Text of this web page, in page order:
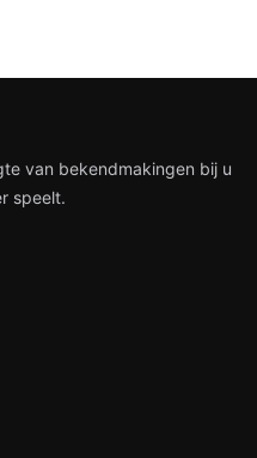
van bekendmakingen bij u
speelt.